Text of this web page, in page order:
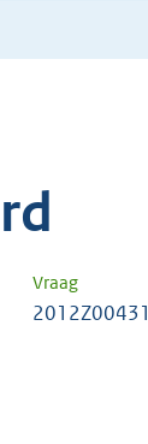
Vraag
2012Z00431